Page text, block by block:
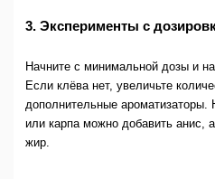
3. Эксперименты с
Начните с минимальной дозы и
Если клёва нет, увеличьте
дополнительные
или карпа можно добавить
жир.